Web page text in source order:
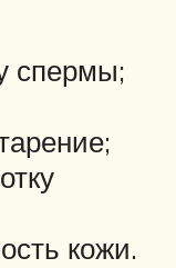
спермы;
кожи.